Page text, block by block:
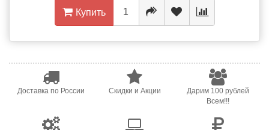
Купить
Доставка по России Скидки и Акции
Дарим 100 рублей
Всем!!!